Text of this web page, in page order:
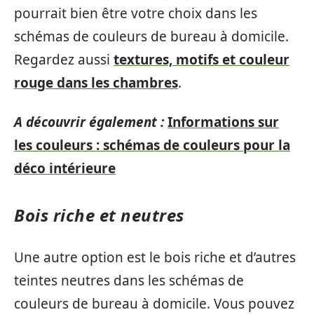
pourrait bien être votre choix dans les
schémas de couleurs de bureau à domicile.
Regardez aussi textures, motifs et couleur
rouge dans les chambres.
A découvrir également :Informations sur
les couleurs : schémas de couleurs pour la
déco intérieure
Bois riche et neutres
Une autre option est le bois riche et d’autres
teintes neutres dans les schémas de
couleurs de bureau à domicile. Vous pouvez